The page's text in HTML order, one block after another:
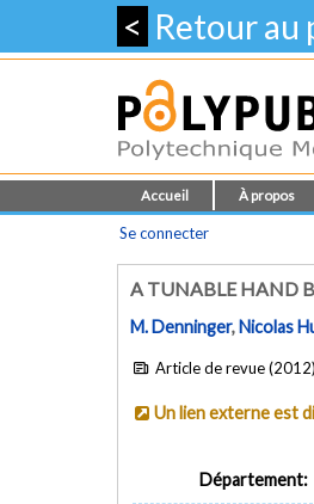
< Retour
Accueil À propos
Se connecter
A TUNABLE HAND
M. Denninger,Nicolas
Article de revue (2012)
Un lien externe est
Département: